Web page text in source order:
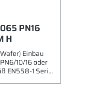
PN16
H
Einbau
10/16 oder
EN558-1 Serie